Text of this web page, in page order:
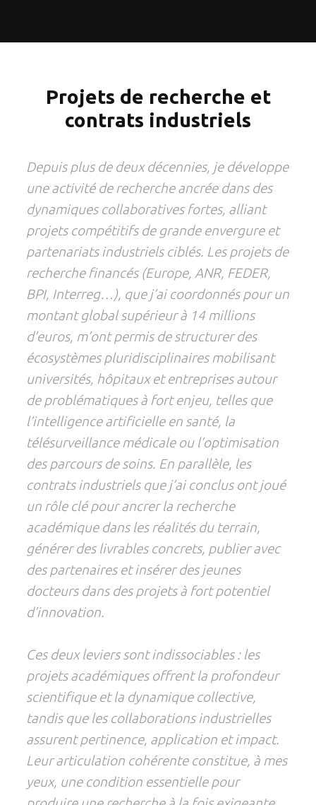
Projets de recherche et
contrats industriels
Depuis plus de deux décennies, je développe
une activité de recherche ancrée dans des
dynamiques collaboratives fortes, alliant
projets compétitifs de grande envergure et
partenariats industriels ciblés. Les projets de
recherche financés (Europe, ANR, FEDER,
BPI, Interreg…), que j’ai coordonnés pour un
montant global supérieur à 14 millions
d’euros, m’ont permis de structurer des
écosystèmes pluridisciplinaires mobilisant
universités, hôpitaux et entreprises autour
de problématiques à fort enjeu, telles que
l’intelligence artificielle en santé, la
télésurveillance médicale ou l’optimisation
des parcours de soins. En parallèle, les
contrats industriels que j’ai conclus ont joué
un rôle clé pour ancrer la recherche
académique dans les réalités du terrain,
générer des livrables concrets, publier avec
des partenaires et insérer des jeunes
docteurs dans des projets à fort potentiel
d’innovation.
Ces deux leviers sont indissociables : les
projets académiques offrent la profondeur
scientifique et la dynamique collective,
tandis que les collaborations industrielles
assurent pertinence, application et impact.
Leur articulation cohérente constitue, à mes
yeux, une condition essentielle pour